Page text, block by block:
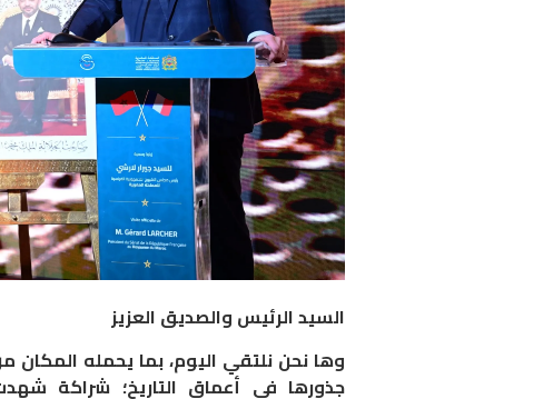
السيد الرئيس والصديق العزيز
وها نحن نلتقي اليوم، بما يحمله المكان
جذورها في أعماق التاريخ؛ شراكة